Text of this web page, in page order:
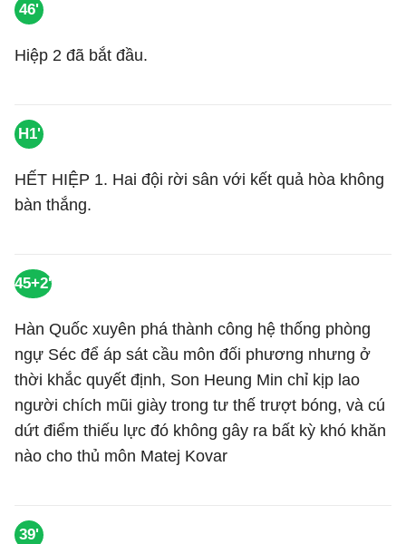
46'
Hiệp 2 đã bắt đầu.
H1'
HẾT HIỆP 1. Hai đội rời sân với kết quả hòa không
bàn thắng.
45+2'
Hàn Quốc xuyên phá thành công hệ thống phòng
ngự Séc để áp sát cầu môn đối phương nhưng ở
thời khắc quyết định, Son Heung Min chỉ kịp lao
người chích mũi giày trong tư thế trượt bóng, và cú
dứt điểm thiếu lực đó không gây ra bất kỳ khó khăn
nào cho thủ môn Matej Kovar
39'